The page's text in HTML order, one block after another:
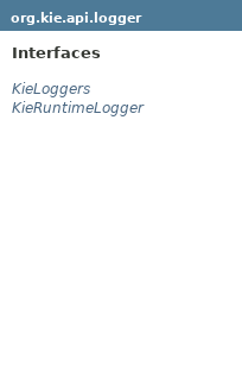
org.kie.api.logger
Interfaces
KieLoggers
KieRuntimeLogger